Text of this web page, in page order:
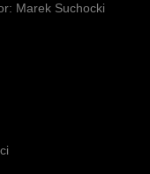
Marek Suchocki